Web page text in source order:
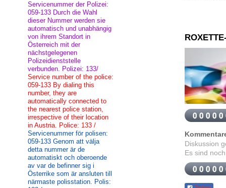
Diskussion
Es sind
Servicenummer der Polizei:
059-133 Durch die Wahl
dieser Nummer werden sie
automatisch und unabhängig
von ihrem Standort in
Österreich mit der
nächstgelegenen
Polizeidienststelle
verbunden. Polizei: 133/
Service number of the police:
059-133 By dialing this
number, they are
automatically connected to
the nearest police station,
irrespective of their location
in Austria. Police: 133 /
Servicenummer för polisen:
059-133 Genom att välja
detta nummer är de
automatiskt och oberoende
av var de befinner sig i
Österrike som är ansluten till
närmaste polisstation. Polis: